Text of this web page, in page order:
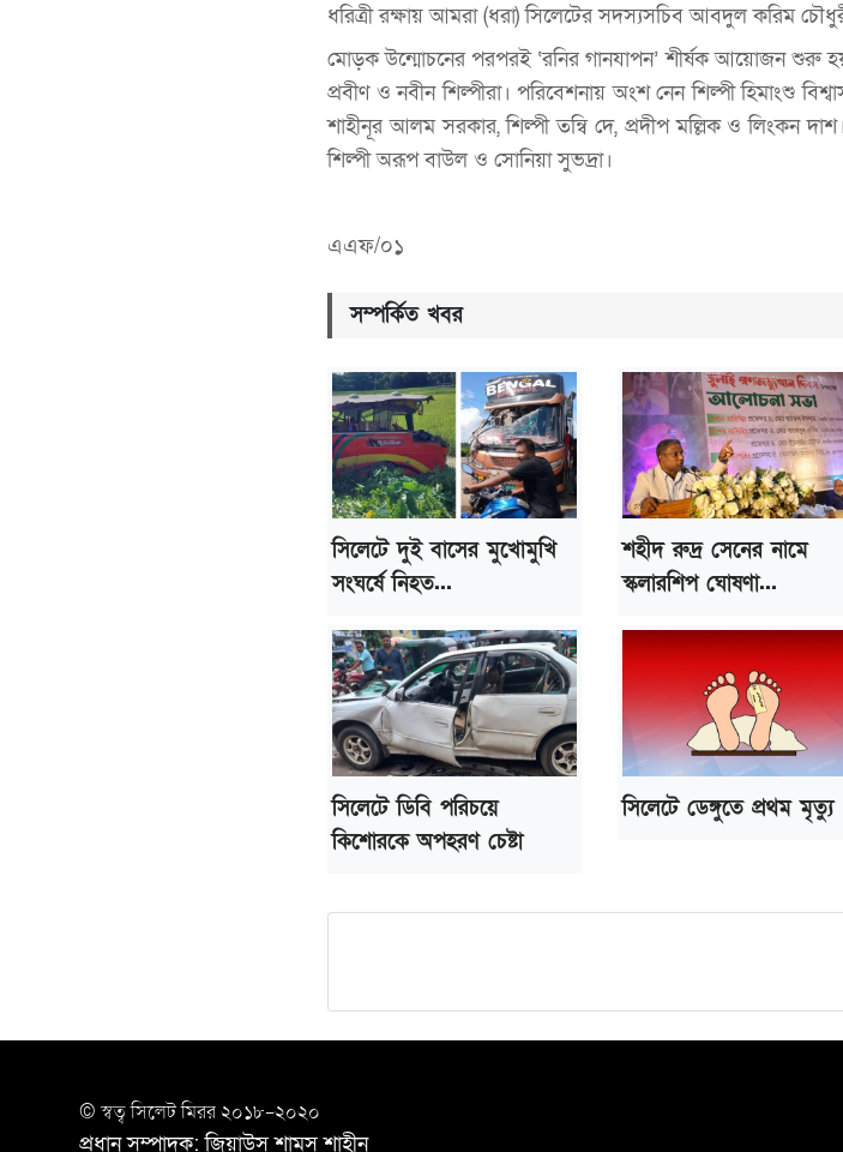
ধরিত্রী রক্ষায় আমরা (ধরা) সিলেটের সদস্যসচিব আবদুল করিম
মোড়ক উন্মোচনের পরপরই ‘রনির গানযাপন’ শীর্ষক আয়োজন শুরু
প্রবীণ ও নবীন শিল্পীরা। পরিবেশনায় অংশ নেন শিল্পী হিমাংশু
শাহীনূর আলম সরকার, শিল্পী তন্বি দে, প্রদীপ মল্লিক ও লিংকন
শিল্পী অরূপ বাউল ও সোনিয়া সুভদ্রা।
এএফ/০১
সম্পর্কিত খবর
সিলেটে দুই বাসের মুখোমুখি
সংঘর্ষে নিহত...
শহীদ রুদ্র সেনের নামে
স্কলারশিপ ঘোষণা...
সিলেটে ডিবি পরিচয়ে
কিশোরকে অপহরণ চেষ্টা
সিলেটে ডেঙ্গুতে প্রথম মৃত্যু
© স্বত্ব সি‌লেট মিরর ২০১৮-২০২০
প্রধান সম্পাদক: জিয়াউস শামস শাহীন